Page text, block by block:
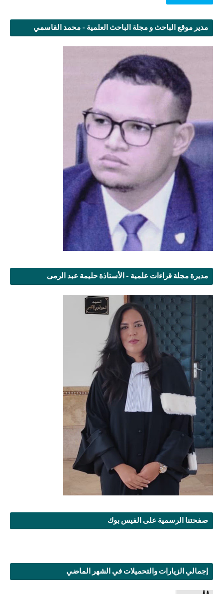
مدير موقع الباحث و مجلة الباحث العلمية - محمد القاسمي
مديرة مجلة قراءات علمية - الأستاذة حليمة عبد الرمى
صفحتنا الرسمية على الفيس بوك
إجمالي الزيارات والتحميلات في الشهر الماضي